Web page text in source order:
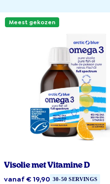
Meest gekozen
Visolie met Vitamine D
vanaf € 19,90 30-50 SERVINGS